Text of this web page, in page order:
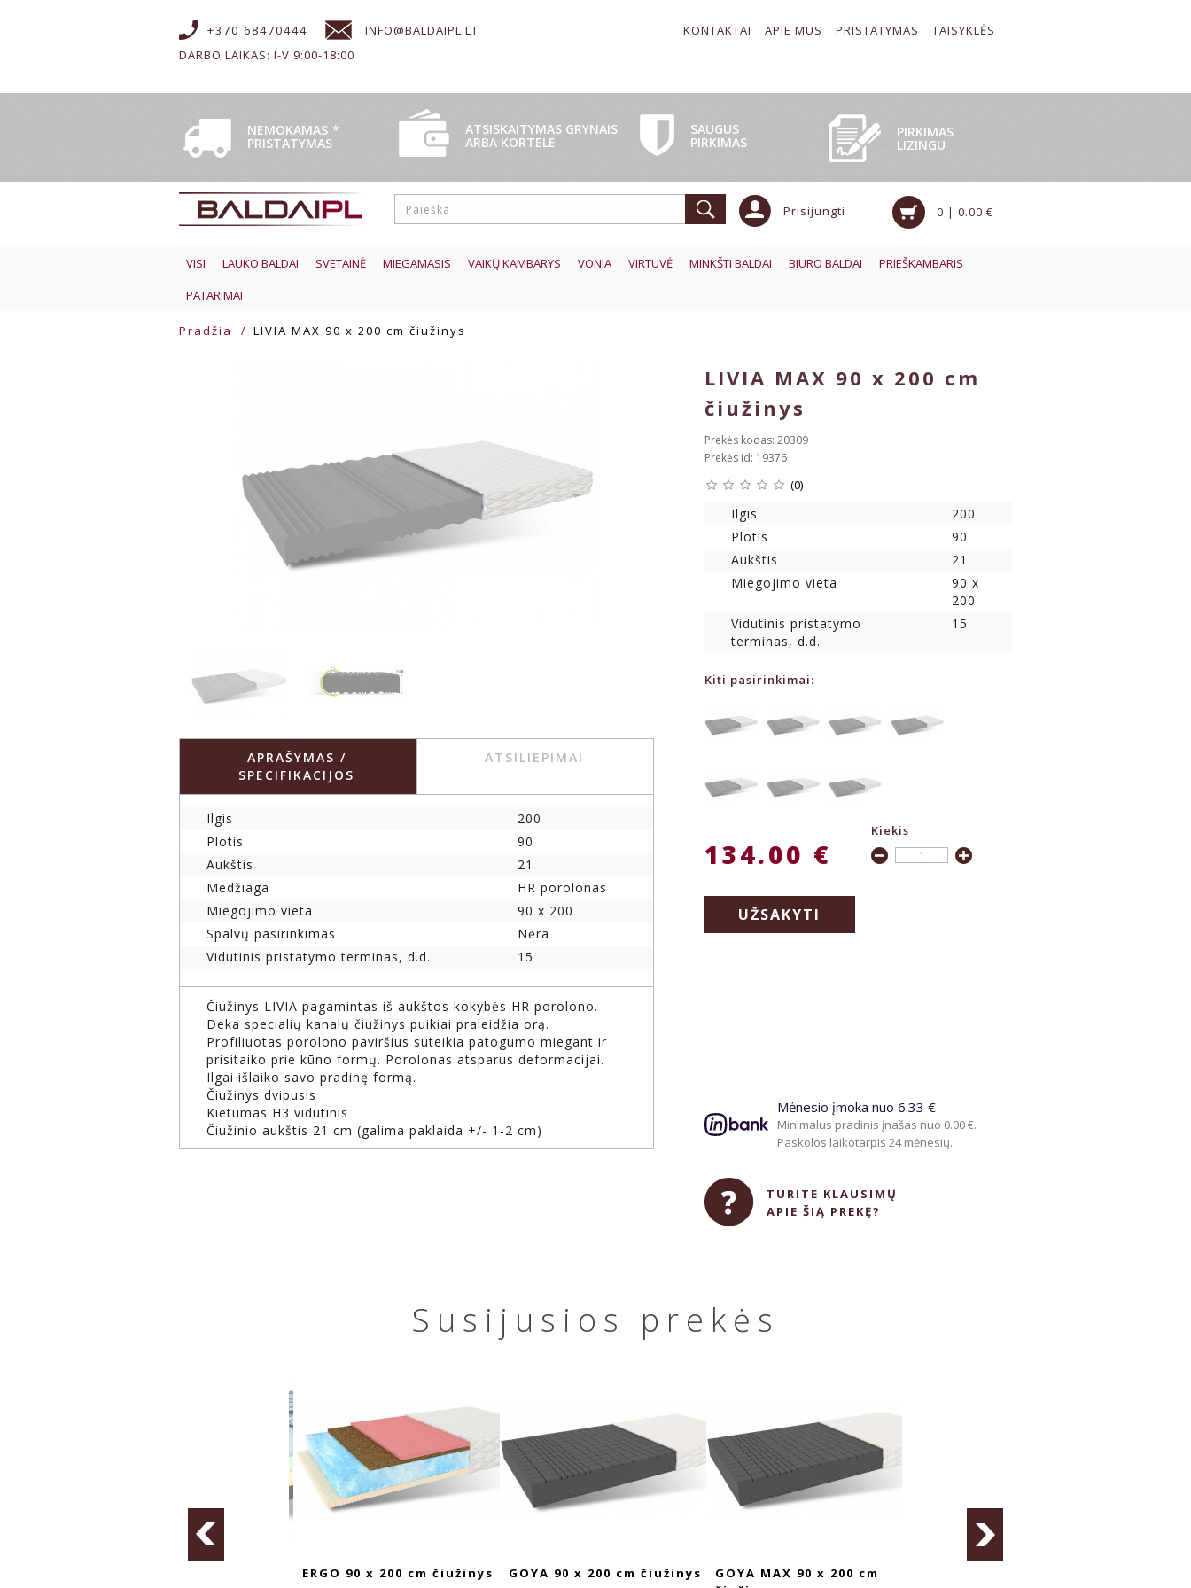
+370 68470444
INFO@BALDAIPL.LT
DARBO LAIKAS: I-V 9:00-18:00
KONTAKTAI APIE MUS PRISTATYMAS TAISYKLĖS
NEMOKAMAS
PRISTATYMAS
* ATSISKAITYMAS GRYNAIS
ARBA KORTELE
SAUGUS
PIRKIMAS
PIRKIMAS
LIZINGU
Prisijungti 0 | 0.00 €
VISI LAUKO BALDAI SVETAINĖ MIEGAMASIS VAIKŲ KAMBARYS VONIA VIRTUVĖ MINKŠTI BALDAI BIURO BALDAI
PRIEŠKAMBARIS
PATARIMAI
Pradžia LIVIA MAX 90 x 200 cm čiužinys
APRAŠYMAS /
SPECIFIKACIJOS
ATSILIEPIMAI
Ilgis
200
Plotis
90
Aukštis
21
Medžiaga
HR porolonas
Miegojimo vieta
90 x 200
Spalvų pasirinkimas
Nėra
Vidutinis pristatymo terminas, d.d.
15
Čiužinys LIVIA pagamintas iš aukštos kokybės HR porolono.
Deka specialių kanalų čiužinys puikiai praleidžia orą.
Profiliuotas porolono paviršius suteikia patogumo miegant ir
prisitaiko prie kūno formų. Porolonas atsparus deformacijai.
Ilgai išlaiko savo pradinę formą.
Čiužinys dvipusis
Kietumas H3 vidutinis
Čiužinio aukštis 21 cm (galima paklaida +/- 1-2 cm)
LIVIA MAX 90 x 200 cm
čiužinys
Prekės kodas: 20309
Prekės id: 19376
(0)
Ilgis
200
Plotis
90
Aukštis
21
Miegojimo vieta
90 x
200
Vidutinis pristatymo
terminas, d.d.
15
Kiti pasirinkimai:
134.00 €
Kiekis
UŽSAKYTI
Mėnesio įmoka nuo 6.33 €
Minimalus pradinis įnašas nuo 0.00 €.
Paskolos laikotarpis 24 mėnesių.
TURITE KLAUSIMŲ
APIE ŠIĄ PREKĘ?
Susijusios prekės
GOYA 90 x 200 cm čiužinys
GOYA MAX 90 x 200 cm
GOYA MAX PLUS 90 x 200 cm